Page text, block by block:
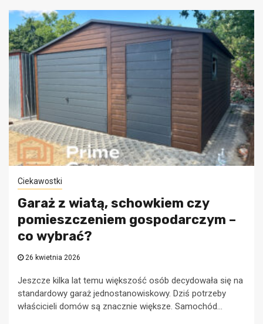
Ciekawostki
Garaż z wiatą, schowkiem czy
pomieszczeniem gospodarczym –
co wybrać?
26 kwietnia 2026
Jeszcze kilka lat temu większość osób decydowała się na
standardowy garaż jednostanowiskowy. Dziś potrzeby
właścicieli domów są znacznie większe. Samochód...